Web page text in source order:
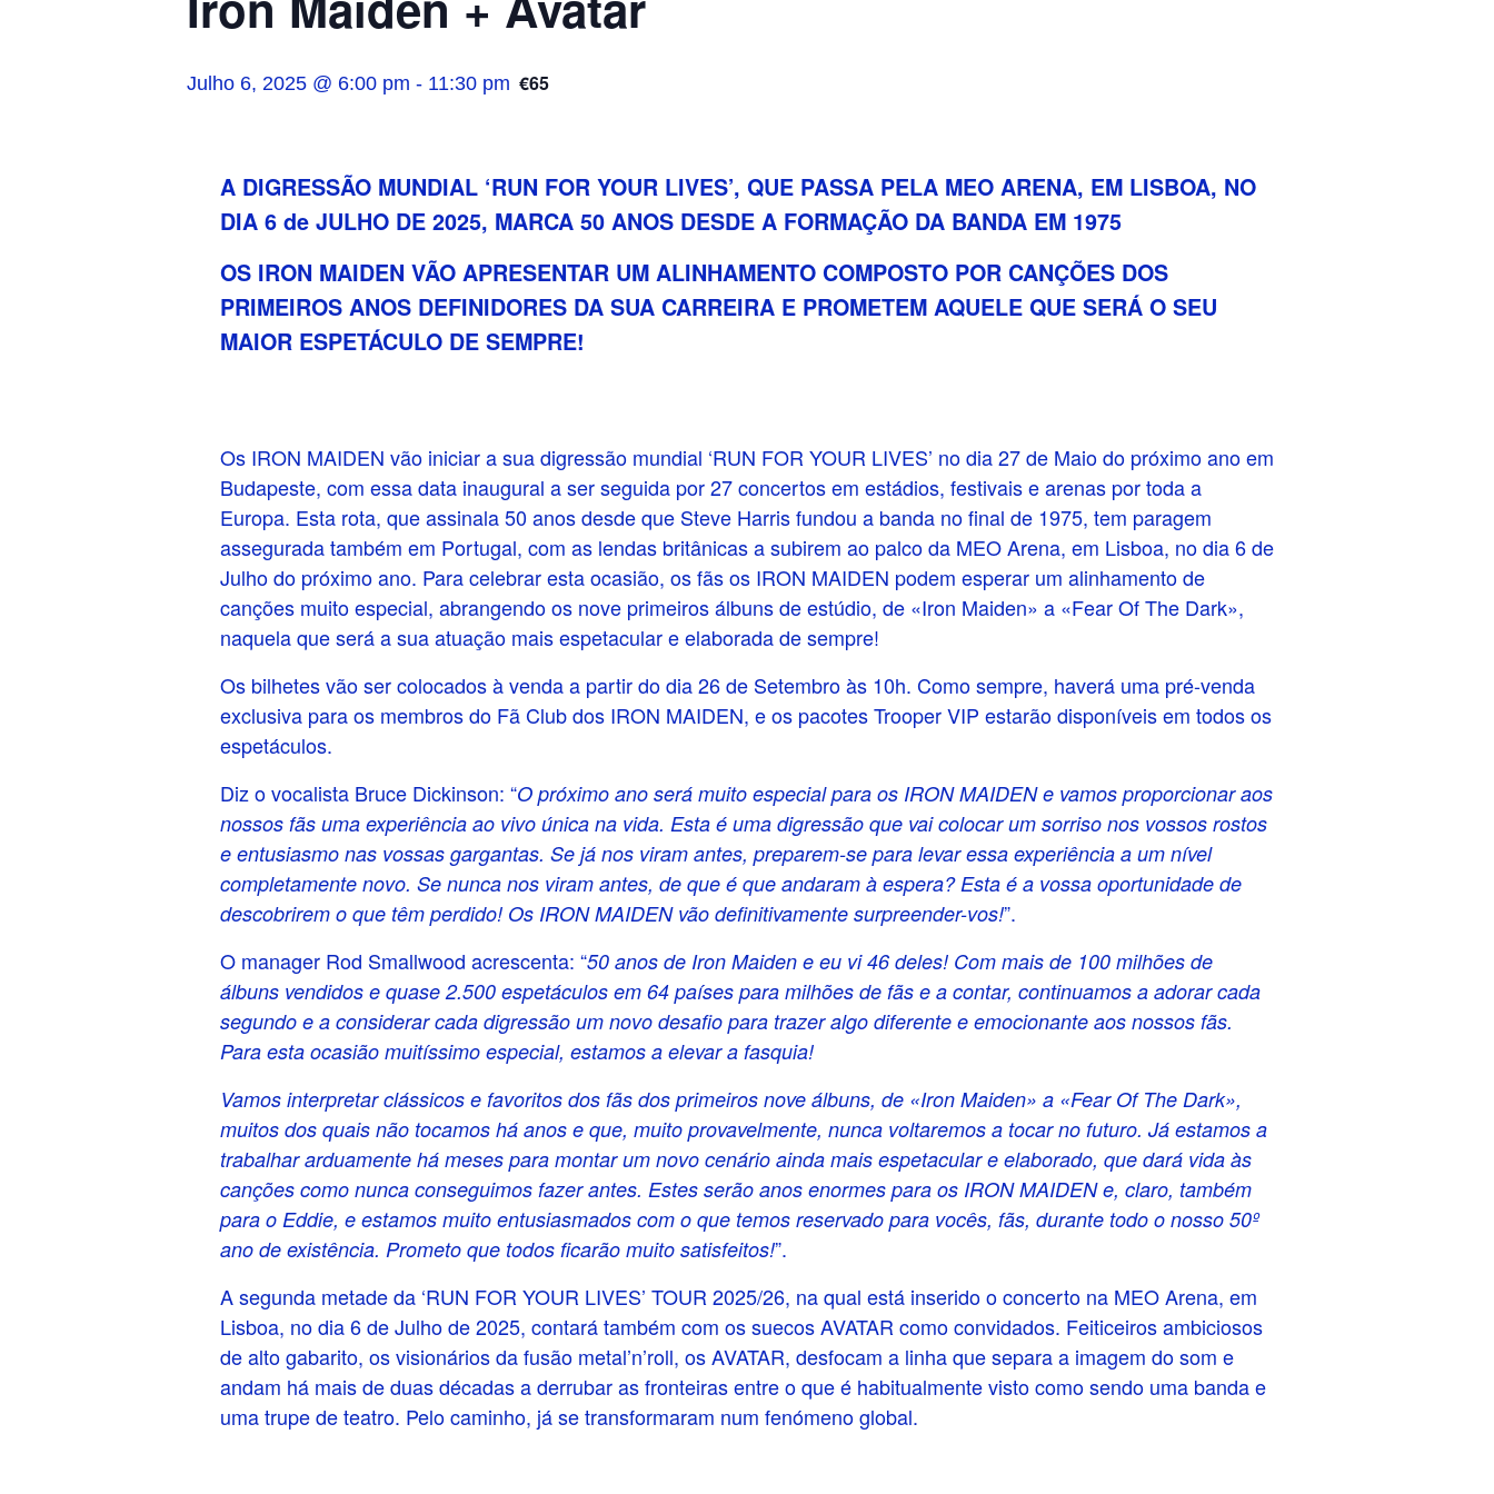
Julho 6, 2025 @ 6:00 pm - 11:30 pm €65
A DIGRESSÃO MUNDIAL ‘RUN FOR YOUR LIVES’, QUE PASSA PELA MEO ARENA, EM LISBOA, NO
DIA 6 de JULHO DE 2025, MARCA 50 ANOS DESDE A FORMAÇÃO DA BANDA EM 1975
OS IRON MAIDEN VÃO APRESENTAR UM ALINHAMENTO COMPOSTO POR CANÇÕES DOS
PRIMEIROS ANOS DEFINIDORES DA SUA CARREIRA E PROMETEM AQUELE QUE SERÁ O SEU
MAIOR ESPETÁCULO DE SEMPRE!
Os IRON MAIDEN vão iniciar a sua digressão mundial ‘RUN FOR YOUR LIVES’ no dia 27 de Maio do próximo ano em
Budapeste, com essa data inaugural a ser seguida por 27 concertos em estádios, festivais e arenas por toda a
Europa. Esta rota, que assinala 50 anos desde que Steve Harris fundou a banda no final de 1975, tem paragem
assegurada também em Portugal, com as lendas britânicas a subirem ao palco da MEO Arena, em Lisboa, no dia 6 de
Julho do próximo ano. Para celebrar esta ocasião, os fãs os IRON MAIDEN podem esperar um alinhamento de
canções muito especial, abrangendo os nove primeiros álbuns de estúdio, de «Iron Maiden» a «Fear Of The Dark»,
naquela que será a sua atuação mais espetacular e elaborada de sempre!
Os bilhetes vão ser colocados à venda a partir do dia 26 de Setembro às 10h. Como sempre, haverá uma pré-venda
exclusiva para os membros do Fã Club dos IRON MAIDEN, e os pacotes Trooper VIP estarão disponíveis em todos os
espetáculos.
Diz o vocalista Bruce Dickinson: “O próximo ano será muito especial para os IRON MAIDEN e vamos proporcionar aos
nossos fãs uma experiência ao vivo única na vida. Esta é uma digressão que vai colocar um sorriso nos vossos rostos
e entusiasmo nas vossas gargantas. Se já nos viram antes, preparem-se para levar essa experiência a um nível
completamente novo. Se nunca nos viram antes, de que é que andaram à espera? Esta é a vossa oportunidade de
descobrirem o que têm perdido! Os IRON MAIDEN vão definitivamente surpreender-vos!”.
O manager Rod Smallwood acrescenta: “50 anos de Iron Maiden e eu vi 46 deles! Com mais de 100 milhões de
álbuns vendidos e quase 2.500 espetáculos em 64 países para milhões de fãs e a contar, continuamos a adorar cada
segundo e a considerar cada digressão um novo desafio para trazer algo diferente e emocionante aos nossos fãs.
Para esta ocasião muitíssimo especial, estamos a elevar a fasquia!
Vamos interpretar clássicos e favoritos dos fãs dos primeiros nove álbuns, de «Iron Maiden» a «Fear Of The Dark»,
muitos dos quais não tocamos há anos e que, muito provavelmente, nunca voltaremos a tocar no futuro. Já estamos a
trabalhar arduamente há meses para montar um novo cenário ainda mais espetacular e elaborado, que dará vida às
canções como nunca conseguimos fazer antes. Estes serão anos enormes para os IRON MAIDEN e, claro, também
para o Eddie, e estamos muito entusiasmados com o que temos reservado para vocês, fãs, durante todo o nosso 50º
ano de existência. Prometo que todos ficarão muito satisfeitos!”.
A segunda metade da ‘RUN FOR YOUR LIVES’ TOUR 2025/26, na qual está inserido o concerto na MEO Arena, em
Lisboa, no dia 6 de Julho de 2025, contará também com os suecos AVATAR como convidados. Feiticeiros ambiciosos
de alto gabarito, os visionários da fusão metal’n’roll, os AVATAR, desfocam a linha que separa a imagem do som e
andam há mais de duas décadas a derrubar as fronteiras entre o que é habitualmente visto como sendo uma banda e
uma trupe de teatro. Pelo caminho, já se transformaram num fenómeno global.